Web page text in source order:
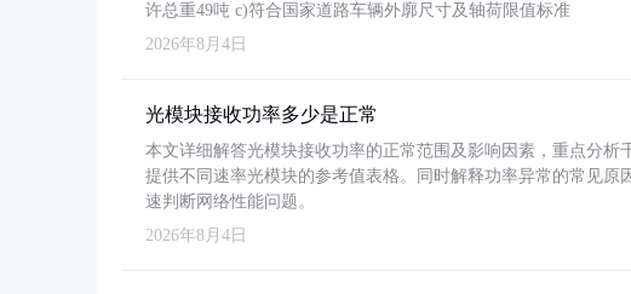
许总重49吨 c)符合国家道路车辆外廓尺寸及轴荷限值标准
2026年8月4日
光模块接收功率多少是正常
本文详细解答光模块接收功率的正常范围及影响因素，重点分析
提供不同速率光模块的参考值表格。同时解释功率异常的常见
速判断网络性能问题。
2026年8月4日